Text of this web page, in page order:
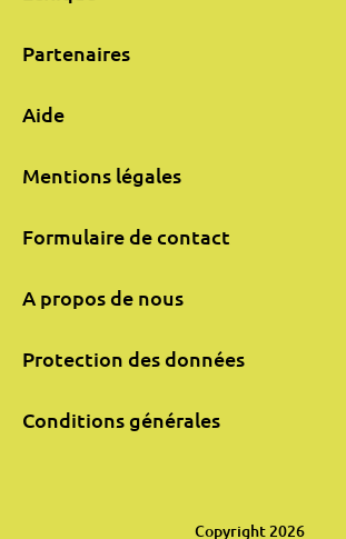
Partenaires
Aide
Mentions légales
Formulaire de contact
A propos de nous
Protection des données
Conditions générales
Copyright 2026